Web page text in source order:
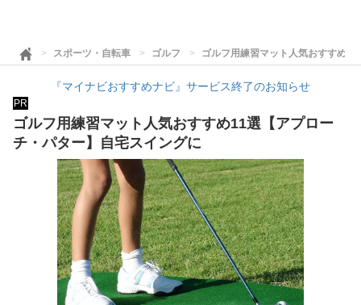
スポーツ・自転車 ゴルフ ゴルフ用練習マット人気おすすめ
『マイナビおすすめナビ』サービス終了のお知らせ
PR
ゴルフ用練習マット人気おすすめ11選【アプロー
チ・パター】自宅スイングに